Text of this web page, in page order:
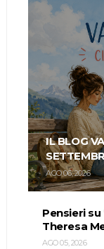
IL BLOG
AGO 06, 2026
Pensieri
Theresa
AGO 05, 2026